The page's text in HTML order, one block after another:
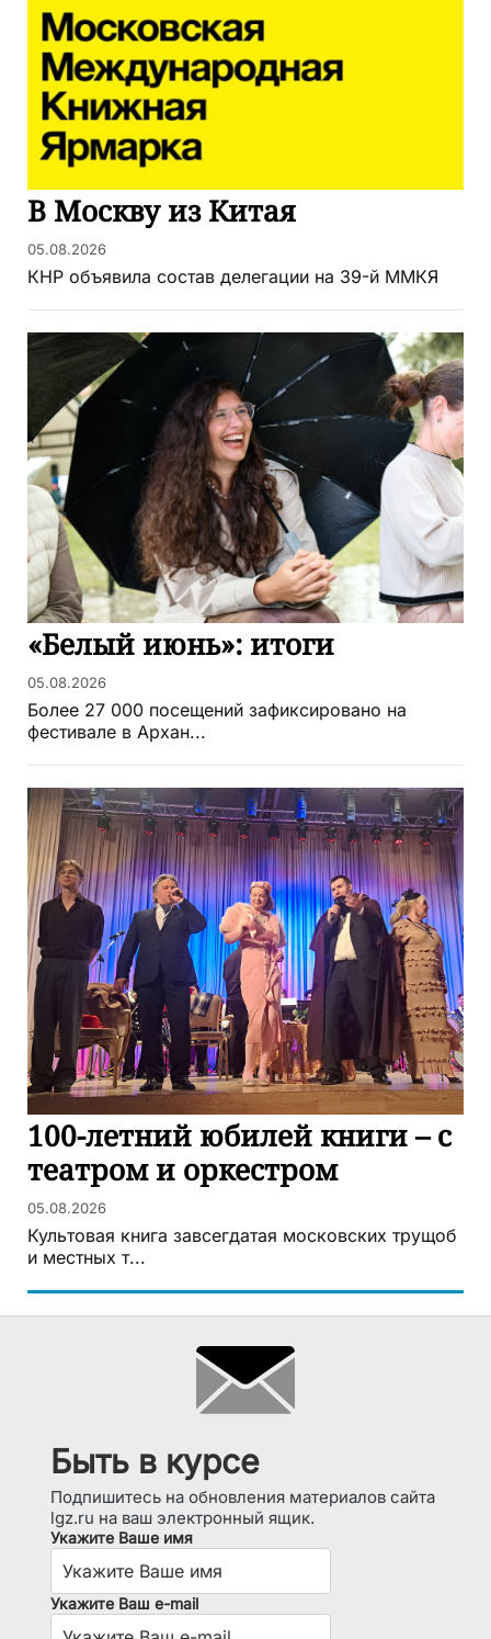
В Москву из Китая
05.08.2026
КНР объявила состав делегации на 39-й ММКЯ
«Белый июнь»: итоги
05.08.2026
Более 27 000 посещений зафиксировано на
фестивале в Архан...
100-летний юбилей книги – с
театром и оркестром
05.08.2026
Культовая книга завсегдатая московских трущоб
и местных т...
Быть в курсе
Подпишитесь на обновления материалов сайта
lgz.ru на ваш электронный ящик.
Укажите Ваше имя
Укажите Ваш e-mail